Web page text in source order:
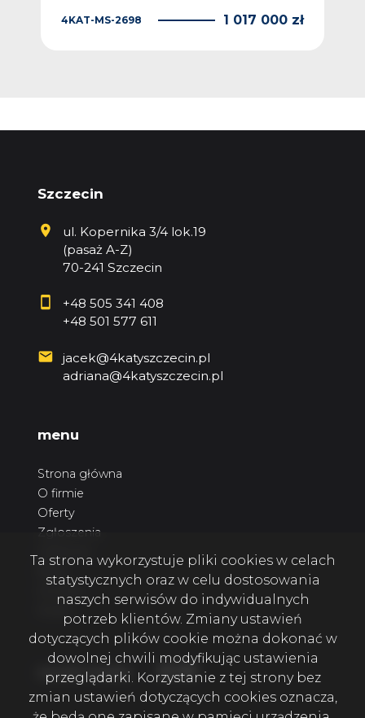
4KAT-MS-2698 1 017 000 zł
Szczecin
ul. Kopernika 3/4 lok.19
(pasaż A-Z)
70-241 Szczecin
+48 505 341 408
+48 501 577 611
jacek@4katyszczecin.pl
adriana@4katyszczecin.pl
menu
Strona główna
O firmie
Oferty
Zgłoszenia
Kontakt
social media Facebook
Facebook
Facebook
Ta strona wykorzystuje pliki cookies w celach
statystycznych oraz w celu dostosowania
naszych serwisów do indywidualnych
potrzeb klientów. Zmiany ustawień
dotyczących plików cookie można dokonać w
dowolnej chwili modyfikując ustawienia
przeglądarki. Korzystanie z tej strony bez
zmian ustawień dotyczących cookies oznacza,